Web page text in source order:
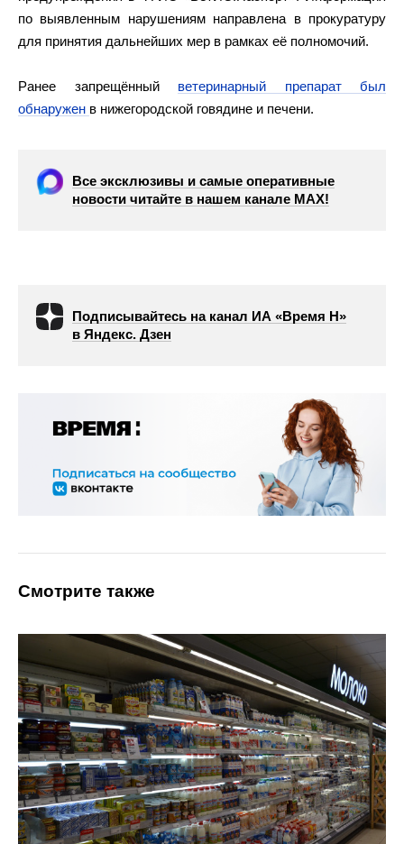
по выявленным нарушениям направлена в прокуратуру
для принятия дальнейших мер в рамках её полномочий.
Ранее запрещённый ветеринарный препарат был
обнаружен в нижегородской говядине и печени.
Все эксклюзивы и самые оперативные
новости читайте в нашем канале МАХ!
Подписывайтесь на канал ИА «Время Н»
в Яндекс. Дзен
Смотрите также